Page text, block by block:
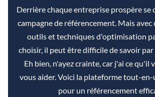
Derrière chaque entreprise prospère se
campagne de référencement. Mais
outils et techniques d'optimisation
choisir, il peut être difficile de savoir par
Eh bien, n'ayez crainte, car j'ai ce qu'il
vous aider. Voici la plateforme tout-
pour un référencement